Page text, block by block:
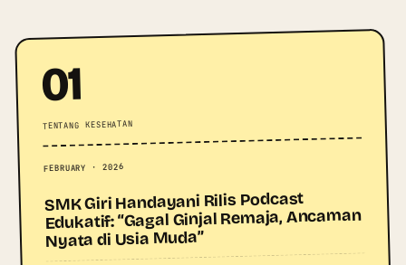
01
TENTANG KESEHATAN
FEBRUARY · 2026
SMK Giri Handayani Rilis Podcast
Edukatif: “Gagal Ginjal Remaja, Ancaman
Nyata di Usia Muda”